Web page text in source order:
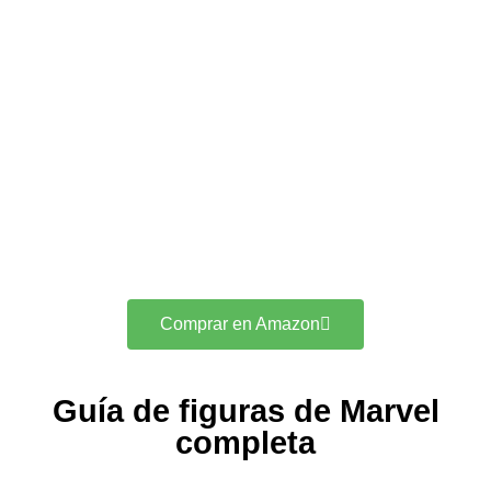
Comprar en Amazon
Guía de figuras de Marvel
completa